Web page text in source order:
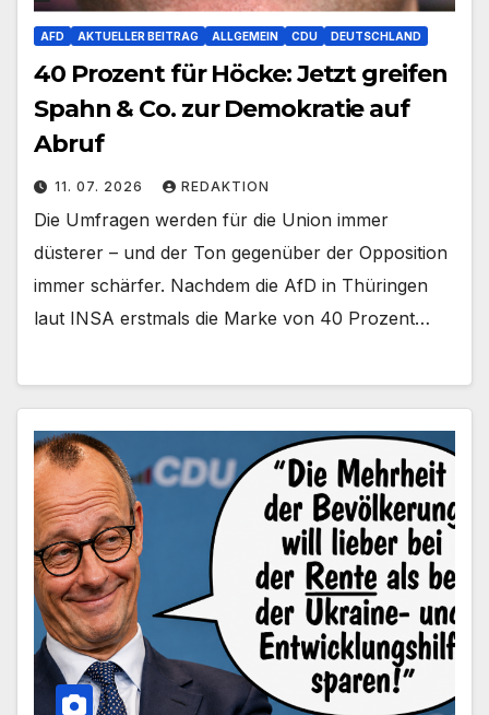
AFD AKTUELLER BEITRAG ALLGEMEIN CDU DEUTSCHLAND
40 Prozent für Höcke: Jetzt greifen
Spahn & Co. zur Demokratie auf
Abruf
11. 07. 2026 REDAKTION
Die Umfragen werden für die Union immer
düsterer – und der Ton gegenüber der Opposition
immer schärfer. Nachdem die AfD in Thüringen
laut INSA erstmals die Marke von 40 Prozent…